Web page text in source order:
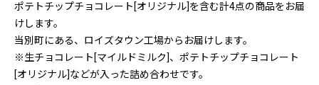
ポテトチップチョコレート[オリジナル]を含む計4点の商品をお届
けします。
当別町にある、ロイズタウン工場からお届けします。
※生チョコレート[マイルドミルク]、ポテトチップチョコレート
[オリジナル]などが入った詰め合わせです。